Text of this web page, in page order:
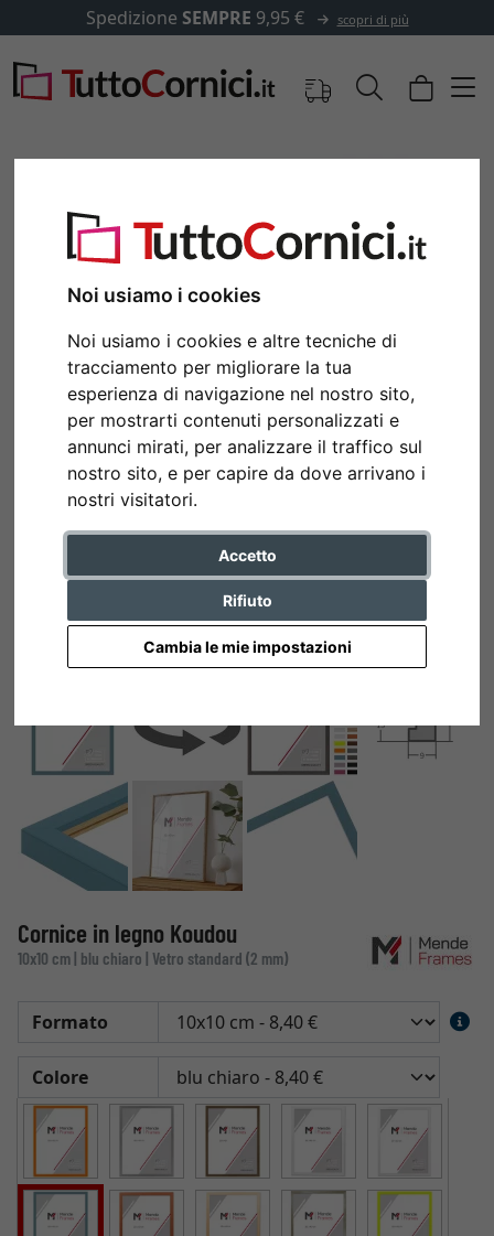
Noi usiamo i cookies
Noi usiamo i cookies e altre tecniche di
tracciamento per migliorare la tua
esperienza di navigazione nel nostro sito,
per mostrarti contenuti personalizzati e
annunci mirati, per analizzare il traffico sul
nostro sito, e per capire da dove arrivano i
nostri visitatori.
Accetto
Rifiuto
Cambia le mie impostazioni
SpedizioneSEMPRE9,95 € scopri di più
Indietro
Cornice in legno Koudou
10x10 cm | blu chiaro | Vetro standard (2 mm)
Formato
Colore